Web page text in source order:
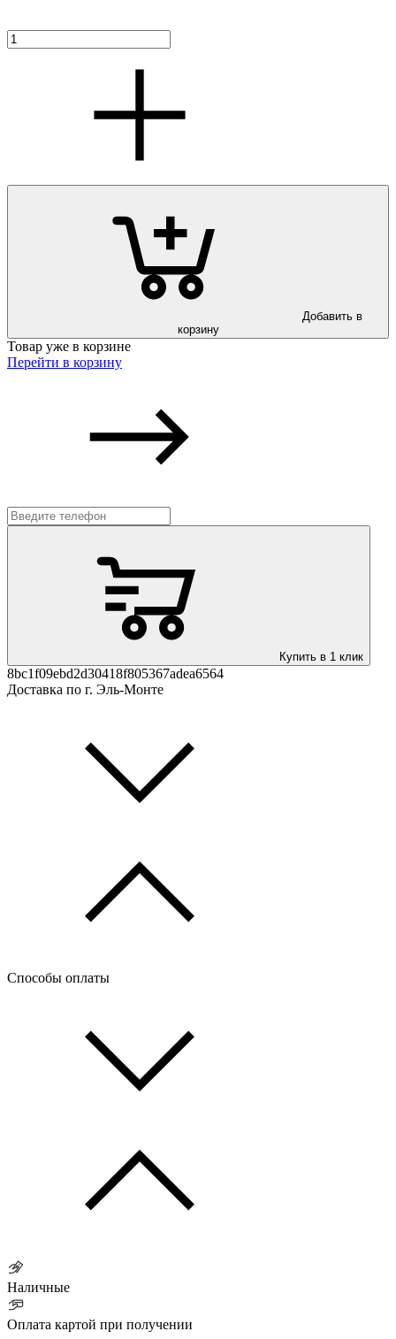
корзину
Товар уже в корзине
Перейти в корзину
Купить в 1 клик
8bc1f09ebd2d30418f805367adea6564
Доставка по г. Эль-Монте
Способы оплаты
Наличные
Оплата картой при получении